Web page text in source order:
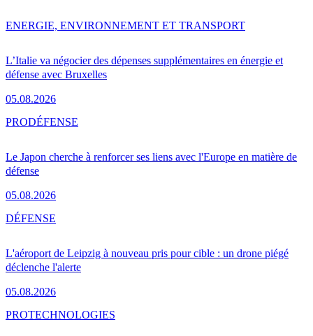
L’Italie va négocier des dépenses supplémentaires en énergie et
défense avec Bruxelles
05.08.2026
ENERGIE, ENVIRONNEMENT ET TRANSPORT
Le Japon cherche à renforcer ses liens avec l'Europe en matière de
défense
05.08.2026
PRODÉFENSE
L'aéroport de Leipzig à nouveau pris pour cible : un drone piégé
déclenche l'alerte
05.08.2026
DÉFENSE
PROTECHNOLOGIES